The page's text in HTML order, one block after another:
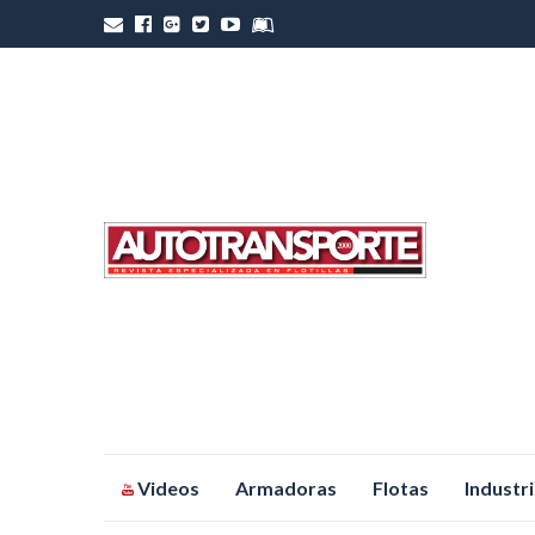
Videos Armadoras Flotas